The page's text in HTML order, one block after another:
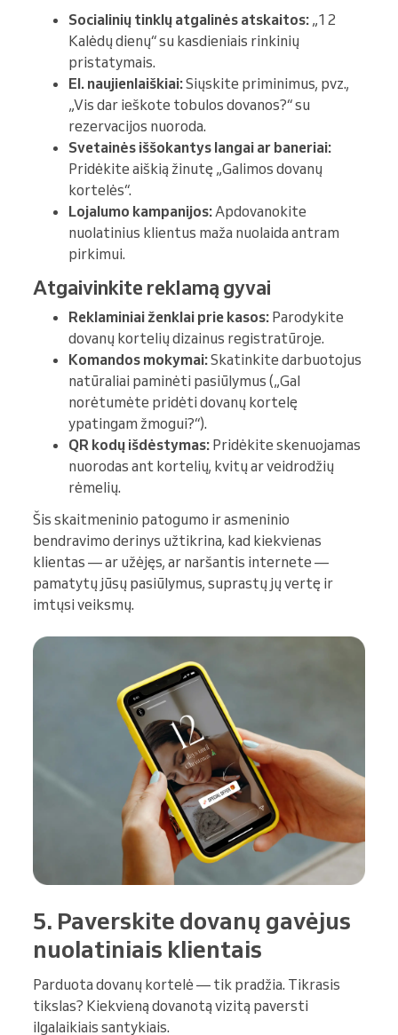
Socialinių tinklų atgalinės atskaitos: „12
Kalėdų dienų“ su kasdieniais rinkinių
pristatymais.
El. naujienlaiškiai:Siųskite priminimus, pvz.,
„Vis dar ieškote tobulos dovanos?“ su
rezervacijos nuoroda.
Svetainės iššokantys langai ar baneriai:
Pridėkite aiškią žinutę „Galimos dovanų
kortelės“.
Lojalumo kampanijos: Apdovanokite
nuolatinius klientus maža nuolaida antram
pirkimui.
Atgaivinkite reklamą gyvai
Reklaminiai ženklai prie kasos: Parodykite
dovanų kortelių dizainus registratūroje.
Komandos mokymai:Skatinkite darbuotojus
natūraliai paminėti pasiūlymus („Gal
norėtumėte pridėti dovanų kortelę
ypatingam žmogui?“).
QR kodų išdėstymas: Pridėkite skenuojamas
nuorodas ant kortelių, kvitų ar veidrodžių
rėmelių.
Šis skaitmeninio patogumo ir asmeninio
bendravimo derinys užtikrina, kad kiekvienas
klientas — ar užėjęs, ar naršantis internete —
pamatytų jūsų pasiūlymus, suprastų jų vertę ir
imtųsi veiksmų.
5. Paverskite dovanų gavėjus
nuolatiniais klientais
Parduota dovanų kortelė — tik pradžia. Tikrasis
tikslas? Kiekvieną dovanotą vizitą paversti
ilgalaikiais santykiais.